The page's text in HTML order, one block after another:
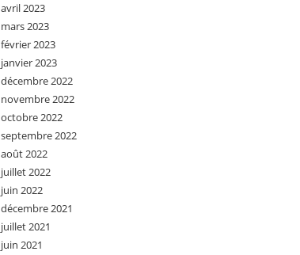
avril 2023
mars 2023
février 2023
janvier 2023
décembre 2022
novembre 2022
octobre 2022
septembre 2022
août 2022
juillet 2022
juin 2022
décembre 2021
juillet 2021
juin 2021